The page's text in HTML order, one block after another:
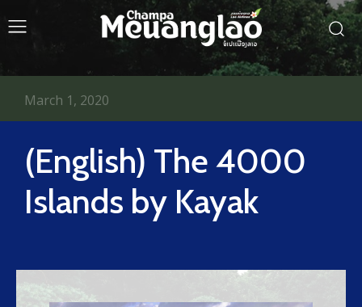
(English) The 4000
Islands by Kayak
March 1, 2020